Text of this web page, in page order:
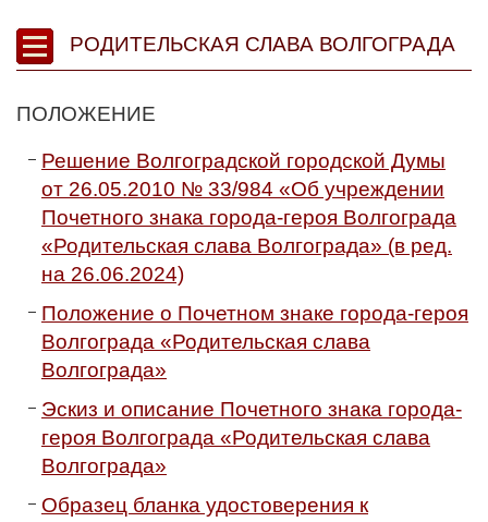
РОДИТЕЛЬСКАЯ СЛАВА ВОЛГОГРАДА
ПОЛОЖЕНИЕ
Решение Волгоградской городской Думы
от 26.05.2010 № 33/984 «Об учреждении
Почетного знака города-героя Волгограда
«Родительская слава Волгограда» (в ред.
на 26.06.2024)
Положение о Почетном знаке города-героя
Волгограда «Родительская слава
Волгограда»
Эскиз и описание Почетного знака города-
героя Волгограда «Родительская слава
Волгограда»
Образец бланка удостоверения к